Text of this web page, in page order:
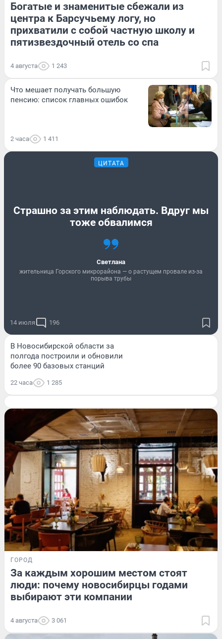
Богатые и знаменитые сбежали из
центра к Барсучьему логу, но
прихватили с собой частную школу и
пятизвездочный отель со спа
4 августа 1 243
Что мешает получать большую
пенсию: список главных ошибок
2 часа 1 411
ЦИТАТА
Страшно за этим наблюдать. Вдруг мы
тоже обвалимся
Светлана
жительница Горского микрорайона — о растущем провале из-за
порыва трубы
14 июля 196
В Новосибирской области за
полгода построили и обновили
более 90 базовых станций
22 часа 1 285
ГОРОД
За каждым хорошим местом стоят
люди: почему новосибирцы годами
выбирают эти компании
4 августа 3 061